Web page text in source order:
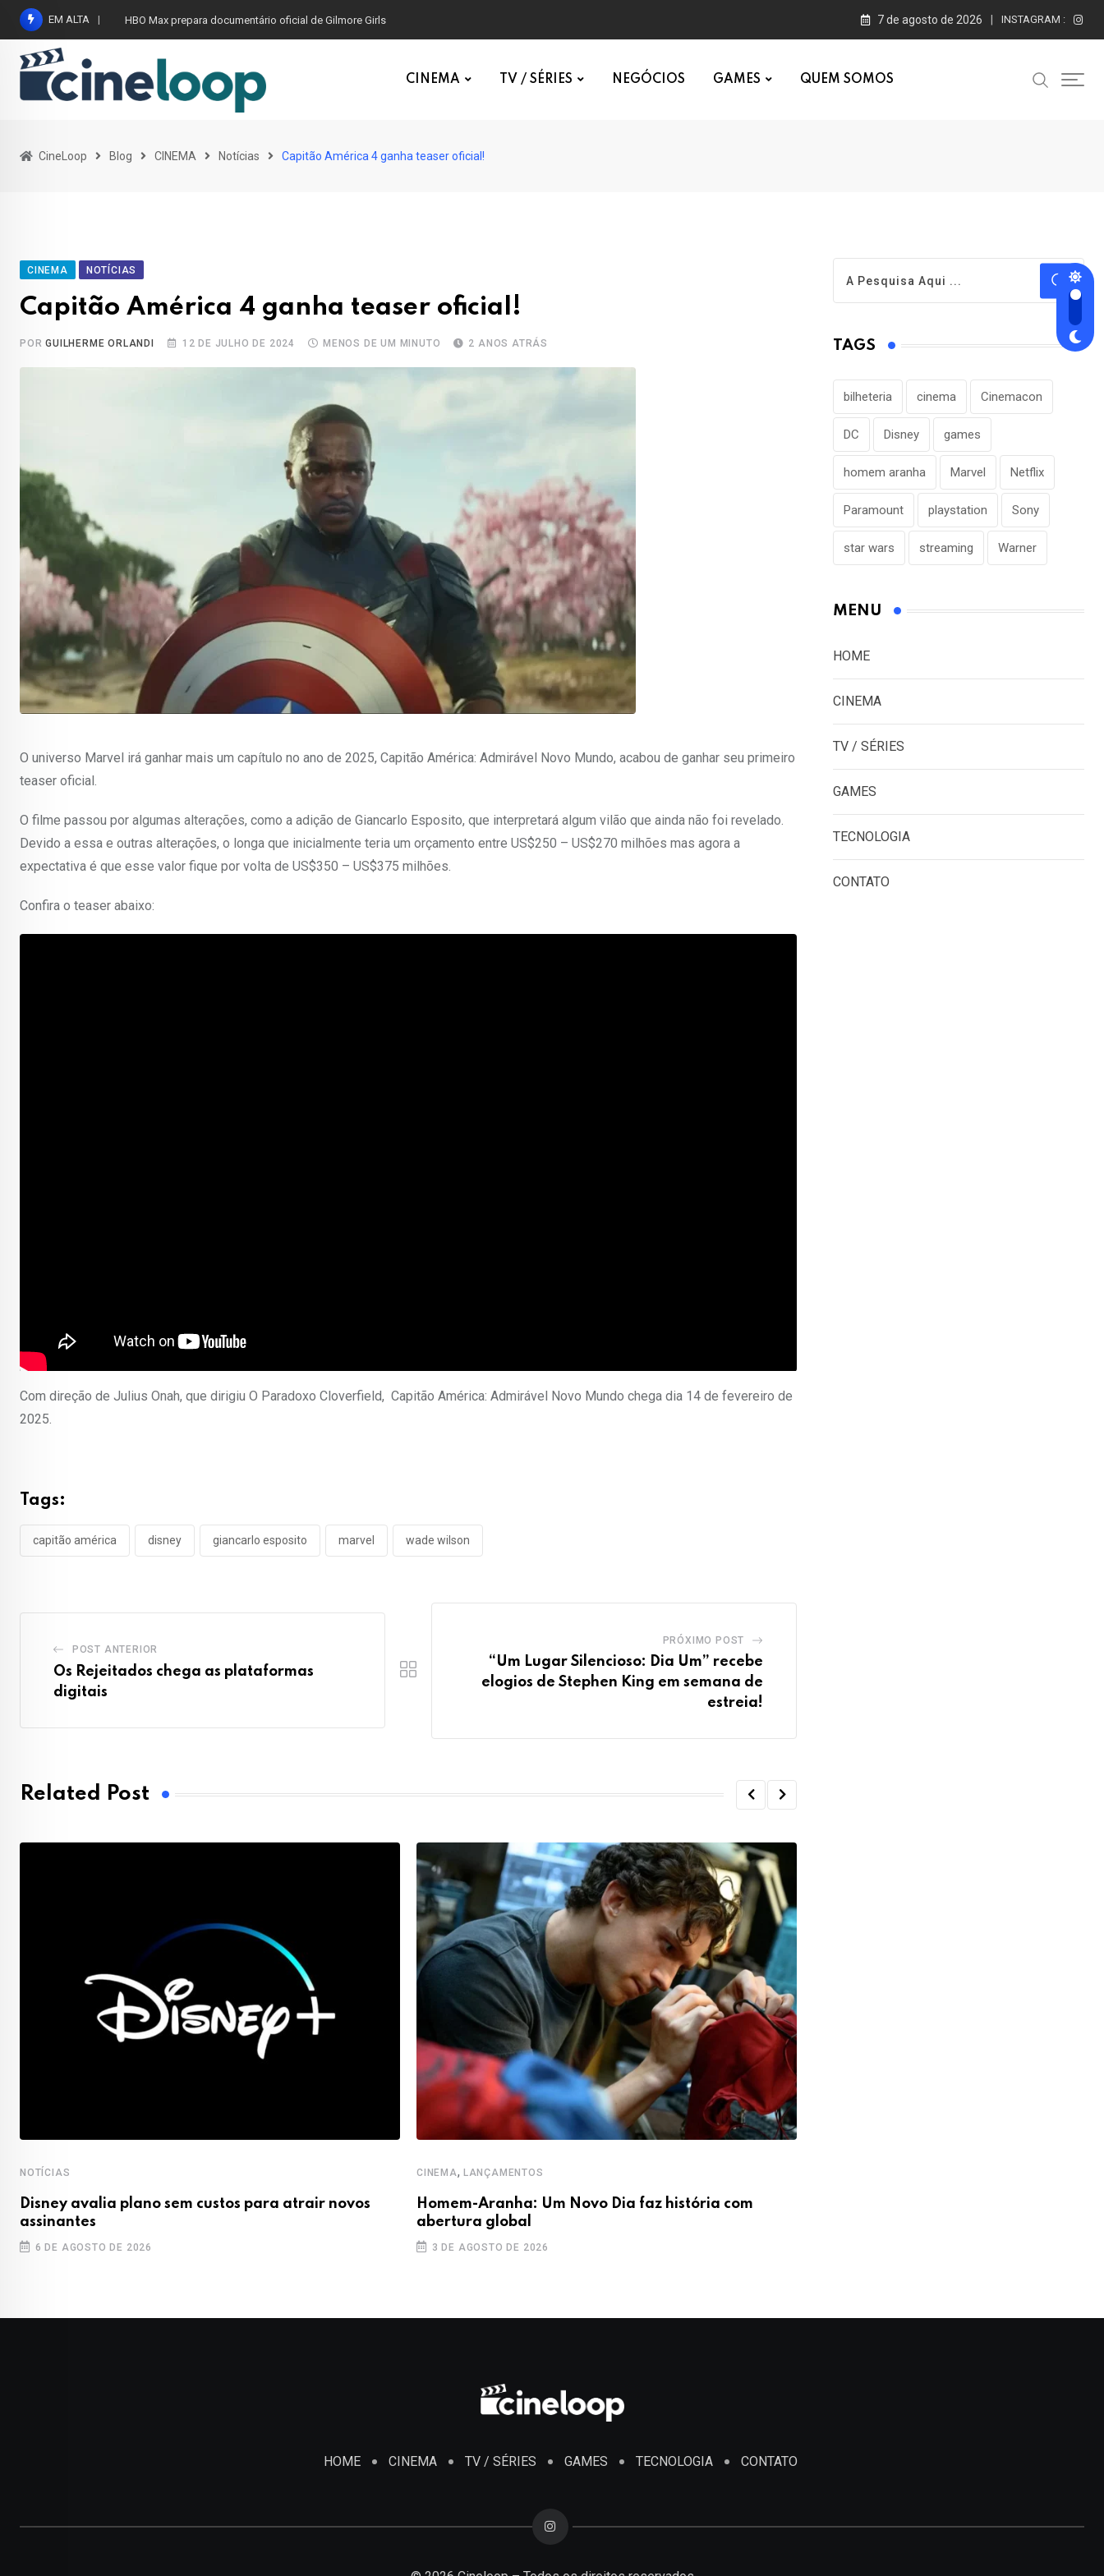
Pular
para
conteúdo
EM ALTA HBO Max prepara documentário oficial de Gilmore Girls 7 de agosto de 2026 INSTAGRAM :
CINEMA TV / SÉRIES NEGÓCIOS GAMES QUEM SOMOS
CineLoop Blog CINEMA Notícias Capitão América 4 ganha teaser oficial!
CINEMA NOTÍCIAS
Capitão América 4 ganha teaser oficial!
PORGUILHERME ORLANDI 12 DE JULHO DE 2024 MENOS DE UM MINUTO 2 ANOS ATRÁS
O universo Marvel irá ganhar mais um capítulo no ano de 2025, Capitão América: Admirável Novo Mundo, acabou de ganhar seu primeiro
teaser oficial.
O filme passou por algumas alterações, como a adição de Giancarlo Esposito, que interpretará algum vilão que ainda não foi revelado.
Devido a essa e outras alterações, o longa que inicialmente teria um orçamento entre US$250 – US$270 milhões mas agora a
expectativa é que esse valor fique por volta de US$350 – US$375 milhões.
Confira o teaser abaixo:
Com direção de Julius Onah, que dirigiu O Paradoxo Cloverfield, Capitão América: Admirável Novo Mundo chega dia 14 de fevereiro de
2025.
Tags:
capitão américa disney giancarlo esposito marvel wade wilson
POST ANTERIOR
Os Rejeitados chega as plataformas
digitais
PRÓXIMO POST
“Um Lugar Silencioso: Dia Um” recebe
elogios de Stephen King em semana de
estreia!
Related Post
NOTÍCIAS
Disney avalia plano sem custos para atrair novos
assinantes
6 DE AGOSTO DE 2026
CINEMA, LANÇAMENTOS
Homem-Aranha: Um Novo Dia faz história com
abertura global
3 DE AGOSTO DE 2026
TAGS
bilheteria cinema Cinemacon
DC Disney games
homem aranha Marvel Netflix
Paramount playstation Sony
star wars streaming Warner
MENU
HOME
CINEMA
TV / SÉRIES
GAMES
TECNOLOGIA
CONTATO
HOME CINEMA TV / SÉRIES GAMES TECNOLOGIA CONTATO